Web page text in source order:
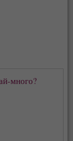
много?